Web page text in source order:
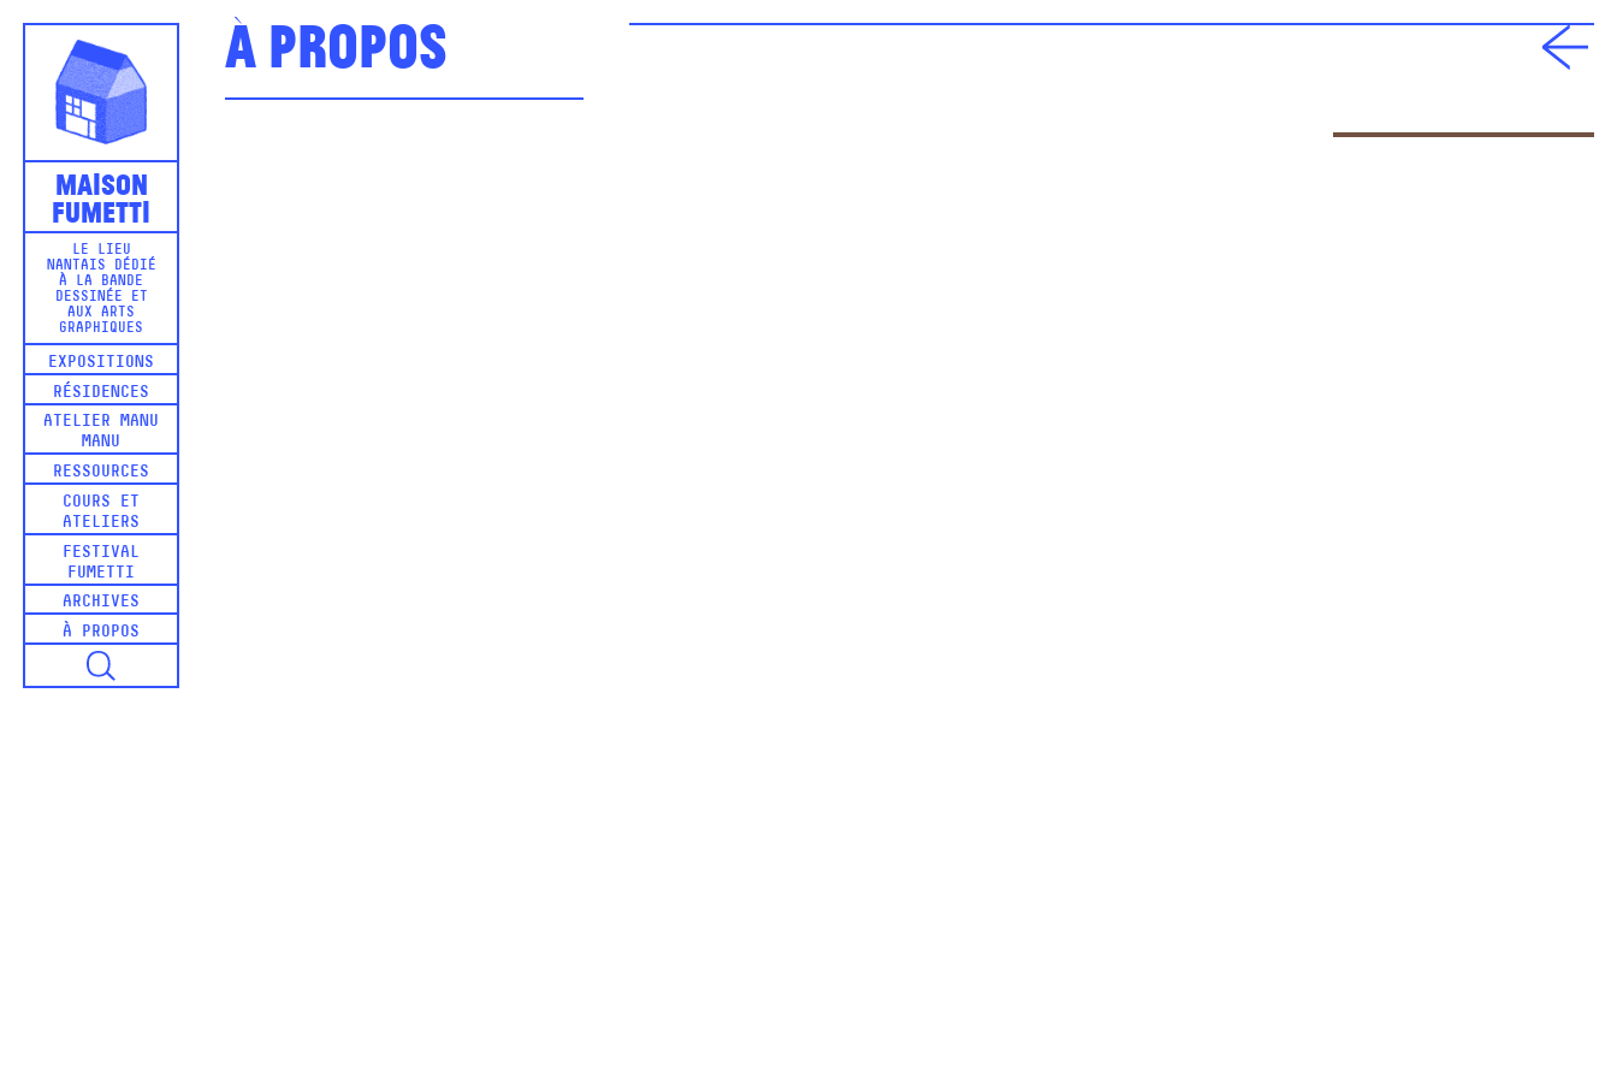
Maison
Fumetti
LE LIEU
NANTAIS DÉDIÉ
À LA BANDE
DESSINÉE ET
AUX ARTS
GRAPHIQUES
EXPOSITIONS
RÉSIDENCES
ATELIER MANU
MANU
RESSOURCES
COURS ET
ATELIERS
FESTIVAL
FUMETTI
ARCHIVES
À PROPOS
À propos